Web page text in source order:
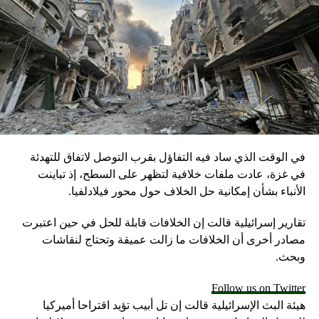
حصرية.. لواء روسي: معركة إدلب قد تبدأ قريباً
DON'T MISS
الجيش الإسرائيلي يعلن “إحباط صفقة أسلحة” في الخليل
في الوقت الذي ساد فيه التفاؤل بقرب التوصل لاتفاق للتهدئة
في غزة، عادت ملفات خلافية لتظهر على السطح، إذ تباينت
الأنباء بشأن إمكانية حل الخلاف حول محور فيلادلفيا.
تقارير إسرائيلية قالت إن الخلافات قابلة للحل في حين اعتبرت
مصادر أخرى أن الخلافات ما زالت عميقة وتحتاج لنقاشات
وبحث.
Follow us on Twitter
هيئة البث الإسرائيلية قالت إن تل أبيب تؤيد اقتراحا أميركيا